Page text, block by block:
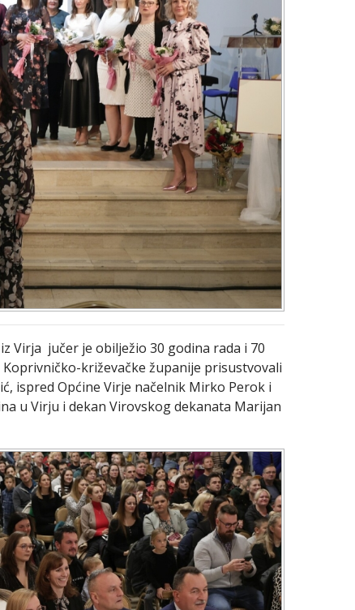
Virja jučer je obilježio 30 godina rada i 70
križevačke županije prisustvovali
ispred Općine Virje načelnik Mirko Perok i
u Virju i dekan Virovskog dekanata Marijan